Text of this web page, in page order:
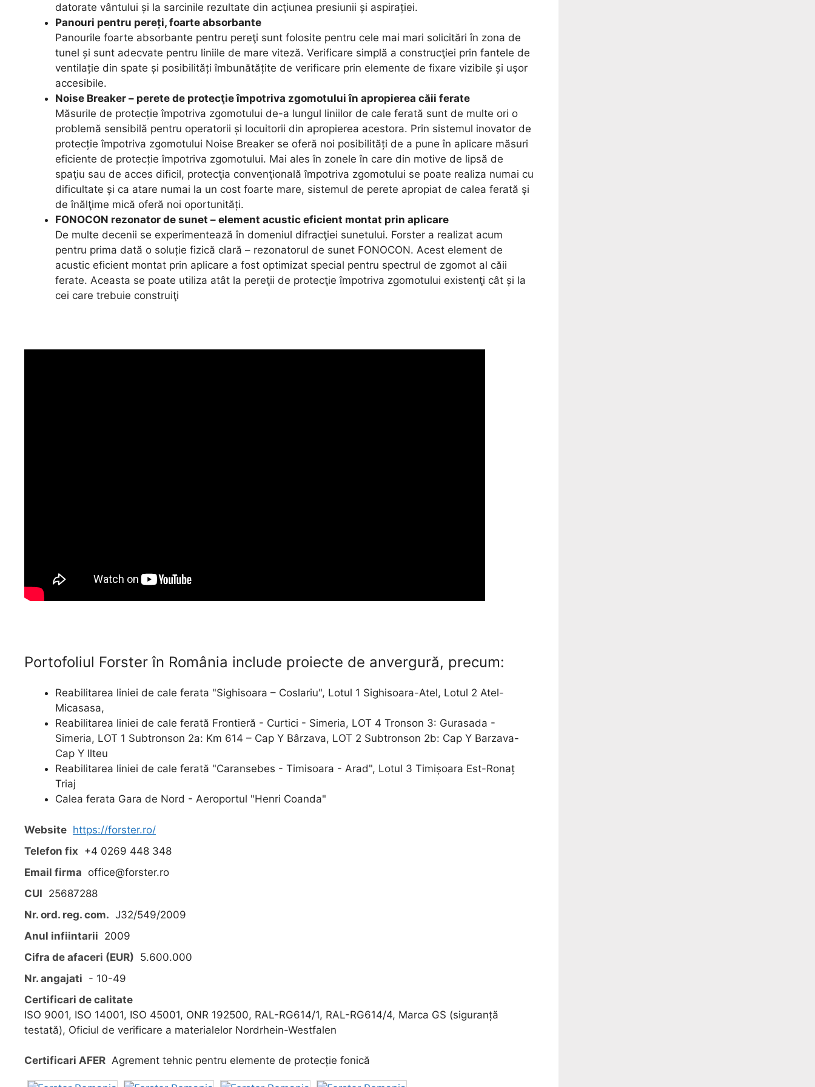
datorate vântului și la sarcinile rezultate din acţiunea presiunii și aspirației.
Panouri pentru pereți, foarte absorbante
Panourile foarte absorbante pentru pereţi sunt folosite pentru cele mai mari solicitări în zona de
tunel și sunt adecvate pentru liniile de mare viteză. Verificare simplă a construcţiei prin fantele de
ventilație din spate și posibilități îmbunătățite de verificare prin elemente de fixare vizibile și uşor
accesibile.
Noise Breaker – perete de protecţie împotriva zgomotului în apropierea căii ferate
Măsurile de protecție împotriva zgomotului de-a lungul liniilor de cale ferată sunt de multe ori o
problemă sensibilă pentru operatorii și locuitorii din apropierea acestora. Prin sistemul inovator de
protecție împotriva zgomotului Noise Breaker se oferă noi posibilități de a pune în aplicare măsuri
eficiente de protecție împotriva zgomotului. Mai ales în zonele în care din motive de lipsă de
spaţiu sau de acces dificil, protecţia convenţională împotriva zgomotului se poate realiza numai cu
dificultate și ca atare numai la un cost foarte mare, sistemul de perete apropiat de calea ferată şi
de înălţime mică oferă noi oportunități.
FONOCON rezonator de sunet – element acustic eficient montat prin aplicare
De multe decenii se experimentează în domeniul difracţiei sunetului. Forster a realizat acum
pentru prima dată o soluție fizică clară – rezonatorul de sunet FONOCON. Acest element de
acustic eficient montat prin aplicare a fost optimizat special pentru spectrul de zgomot al căii
ferate. Aceasta se poate utiliza atât la pereţii de protecţie împotriva zgomotului existenţi cât și la
cei care trebuie construiţi
Portofoliul Forster în România include proiecte de anvergură, precum:
Reabilitarea liniei de cale ferata "Sighisoara – Coslariu", Lotul 1 Sighisoara-Atel, Lotul 2 Atel-
Micasasa,
Reabilitarea liniei de cale ferată Frontieră - Curtici - Simeria, LOT 4 Tronson 3: Gurasada -
Simeria, LOT 1 Subtronson 2a: Km 614 – Cap Y Bârzava, LOT 2 Subtronson 2b: Cap Y Barzava-
Cap Y Ilteu
Reabilitarea liniei de cale ferată "Caransebes - Timisoara - Arad", Lotul 3 Timișoara Est-Ronaț
Triaj
Calea ferata Gara de Nord - Aeroportul "Henri Coanda"
Website https://forster.ro/
Telefon fix +4 0269 448 348
Email firma office@forster.ro
CUI 25687288
Nr. ord. reg. com. J32/549/2009
Anul infiintarii 2009
Cifra de afaceri (EUR) 5.600.000
Nr. angajati - 10-49
Certificari de calitate
ISO 9001, ISO 14001, ISO 45001, ONR 192500, RAL-RG614/1, RAL-RG614/4, Marca GS (siguranță
testată), Oficiul de verificare a materialelor Nordrhein-Westfalen
Certificari AFER Agrement tehnic pentru elemente de protecție fonică